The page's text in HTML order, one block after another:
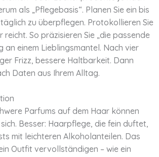
als „Pflegebasis“. Planen Sie ein bis
zu überpflegen. Protokollieren Sie
So präzisieren Sie „die passende
an einem Lieblingsmantel. Nach vier
Frizz, bessere Haltbarkeit. Dann
Daten aus Ihrem Alltag.
Parfums auf dem Haar können
Besser: Haarpflege, die fein duftet,
mit leichteren Alkoholanteilen. Das
Outfit vervollständigen – wie ein